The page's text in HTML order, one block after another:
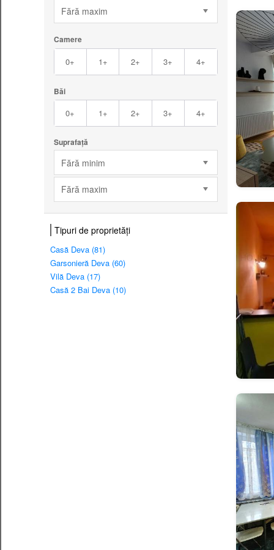
Fără maxim
Camere
0+ 1+ 2+ 3+ 4+
Băi
0+ 1+ 2+ 3+ 4+
Suprafață
Fără minim
Fără maxim
Tipuri de proprietăți
Casă Deva (81)
Garsonieră Deva (60)
Vilă Deva (17)
Casă 2 Bai Deva (10)